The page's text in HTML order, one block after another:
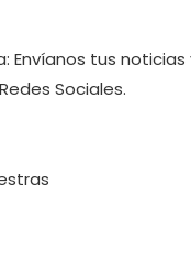
Envíanos tus
Sociales.